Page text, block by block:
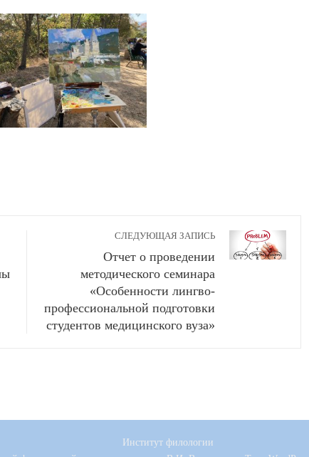
СЛЕДУЮЩАЯ ЗАПИСЬ
Отчет о проведении
методического семинара
«Особенности лингво-
профессиональной подготовки
студентов медицинского вуза»
Институт филологии